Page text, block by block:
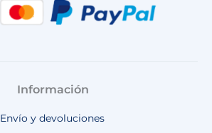
Información
Envío y devoluciones